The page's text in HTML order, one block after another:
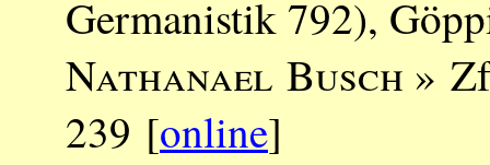
Germanistik 792),
Nathanael Busch »
239 [online]